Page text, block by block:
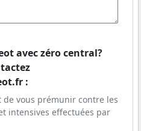
avec zéro central?
:
vous prémunir contre les
intensives effectuées par